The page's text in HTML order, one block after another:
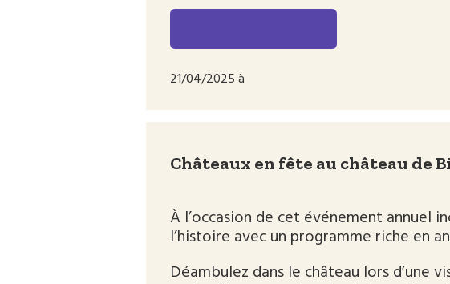
21/04/2025 à
Châteaux en fête au château de
À l’occasion de cet événement annuel
l’histoire avec un programme riche en
Déambulez dans le château lors d’une